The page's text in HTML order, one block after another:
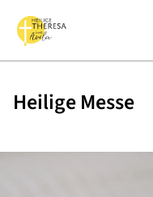
Heilige Messe